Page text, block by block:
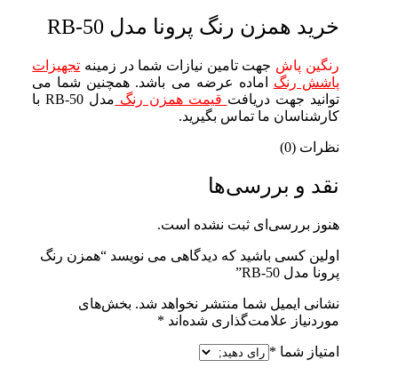
خرید همزن رنگ پرونا مدل RB-50
رنگین پاش جهت تامین نیازات شما در زمینه تجهیزات
پاشش رنگ
اماده عرضه می باشد. همچنین شما می
توانید جهت دریافت قیمت همزن رنگ
مدل RB-50 با
کارشناسان ما تماس بگیرید.
نظرات (0)
نقد و بررسی‌ها
هنوز بررسی‌ای ثبت نشده است.
اولین کسی باشید که دیدگاهی می نویسد “همزن رنگ
پرونا مدل RB-50”
نشانی ایمیل شما منتشر نخواهد شد. بخش‌های
موردنیاز علامت‌گذاری شده‌اند *
امتیاز شما *